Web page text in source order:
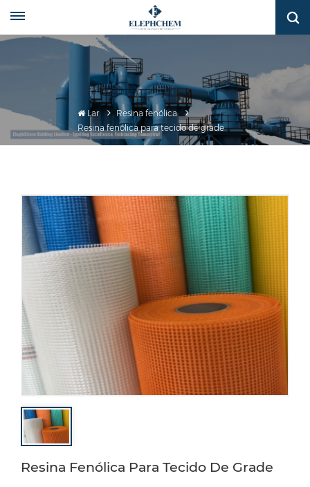
Lar
Resina fenólica
Resina fenólica para tecido de grade
Resina Fenólica Para Tecido De Grade